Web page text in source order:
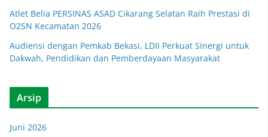
Atlet Belia PERSINAS ASAD Cikarang Selatan Raih Prestasi di
O2SN Kecamatan 2026
Audiensi dengan Pemkab Bekasi, LDII Perkuat Sinergi untuk
Dakwah, Pendidikan dan Pemberdayaan Masyarakat
Arsip
Juni 2026